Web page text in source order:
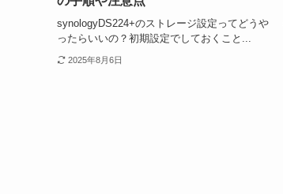
synologyDS224+のストレージ設定ってどうや
ったらいいの？初期設定でしておくこと...
2025年8月6日